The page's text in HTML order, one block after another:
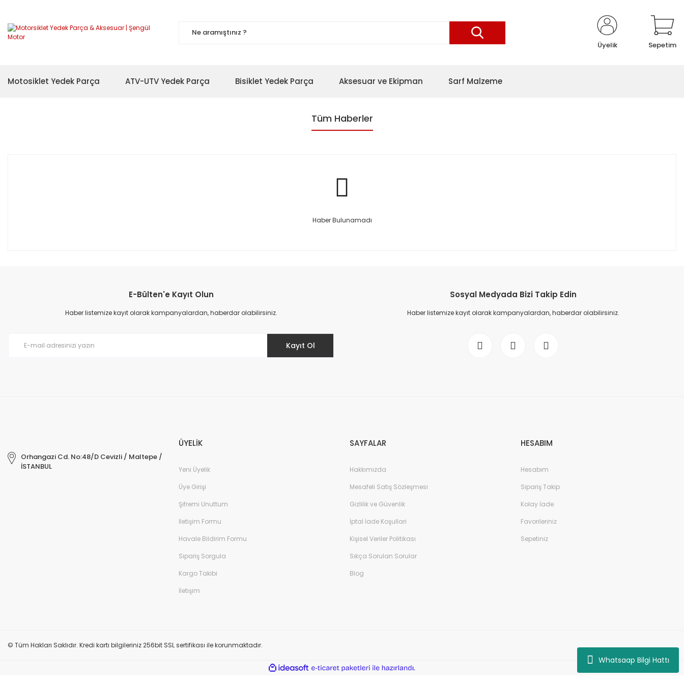
Whatsaap Bilgi Hattı
Üyelik Sepetim
Motosiklet Yedek Parça ATV-UTV Yedek Parça Bisiklet Yedek Parça Aksesuar ve Ekipman Sarf Malzeme
Tüm Haberler
Haber Bulunamadı
E-Bülten'e Kayıt Olun
Haber listemize kayıt olarak kampanyalardan, haberdar olabilirsiniz.
Kayıt Ol
Sosyal Medyada Bizi Takip Edin
Haber listemize kayıt olarak kampanyalardan, haberdar olabilirsiniz.
Orhangazi Cd. No:48/D Cevizli / Maltepe /
İSTANBUL
ÜYELİK
Yeni Üyelik
Üye Girişi
Şifremi Unuttum
İletişim Formu
Havale Bildirim Formu
Sipariş Sorgula
Kargo Takibi
İletişim
SAYFALAR
Hakkımızda
Mesafeli Satış Sözleşmesi
Gizlilik ve Güvenlik
İptal İade Koşullari
Kişisel Veriler Politikası
Sıkça Sorulan Sorular
Blog
HESABIM
Hesabım
Sipariş Takip
Kolay İade
Favorileriniz
Sepetiniz
© Tüm Hakları Saklıdır. Kredi kartı bilgileriniz 256bit SSL sertifikası ile korunmaktadır.
ideasoft
e-